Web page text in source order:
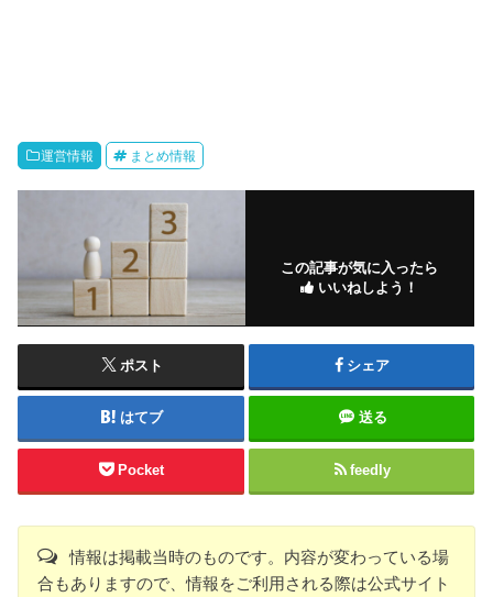
運営情報 まとめ情報
この記事が気に入ったら
いいねしよう！
ポスト シェア
はてブ 送る
Pocket feedly
情報は掲載当時のものです。内容が変わっている場
合もありますので、情報をご利用される際は公式サイト